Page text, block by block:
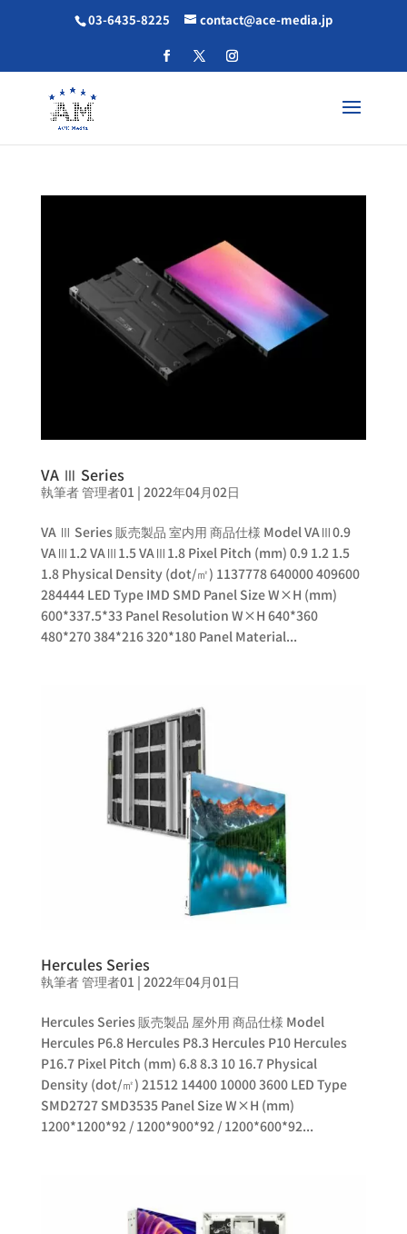
03-6435-8225 contact@ace-media.jp
VA Ⅲ Series
執筆者管理者01 | 2022年04月02日
VA Ⅲ Series 販売製品 室内用 商品仕様 Model VAⅢ0.9
VAⅢ1.2 VAⅢ1.5 VAⅢ1.8 Pixel Pitch (mm) 0.9 1.2 1.5
1.8 Physical Density (dot/㎡) 1137778 640000 409600
284444 LED Type IMD SMD Panel Size W×H (mm)
600*337.5*33 Panel Resolution W×H 640*360
480*270 384*216 320*180 Panel Material...
Hercules Series
執筆者管理者01 | 2022年04月01日
Hercules Series 販売製品 屋外用 商品仕様 Model
Hercules P6.8 Hercules P8.3 Hercules P10 Hercules
P16.7 Pixel Pitch (mm) 6.8 8.3 10 16.7 Physical
Density (dot/㎡) 21512 14400 10000 3600 LED Type
SMD2727 SMD3535 Panel Size W×H (mm)
1200*1200*92 / 1200*900*92 / 1200*600*92...